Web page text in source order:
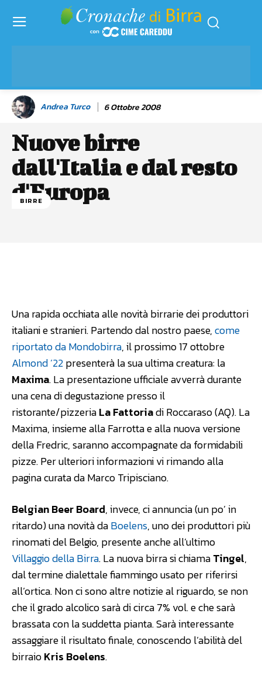
Andrea Turco 6 Ottobre 2008
Nuove birre
dall'Italia e dal resto
d'Europa
BIRRE
Una rapida occhiata alle novità birrarie dei produttori
italiani e stranieri. Partendo dal nostro paese,come
riportato da Mondobirra, il prossimo 17 ottobre
Almond ’22presenterà la sua ultima creatura: la
Maxima. La presentazione ufficiale avverrà durante
una cena di degustazione presso il
ristorante/pizzeriaLa Fattoriadi Roccaraso (AQ). La
Maxima, insieme alla Farrotta e alla nuova versione
della Fredric, saranno accompagnate da formidabili
pizze. Per ulteriori informazioni vi rimando alla
pagina curata da Marco Tripisciano.
Belgian Beer Board, invece, ci annuncia (un po’ in
ritardo) una novità daBoelens, uno dei produttori più
rinomati del Belgio, presente anche all’ultimo
Villaggio della Birra. La nuova birra si chiamaTingel,
dal termine dialettale fiammingo usato per riferirsi
all’ortica. Non ci sono altre notizie al riguardo, se non
che il grado alcolico sarà di circa 7% vol. e che sarà
brassata con la suddetta pianta. Sarà interessante
assaggiare il risultato finale, conoscendo l’abilità del
birraioKris Boelens.